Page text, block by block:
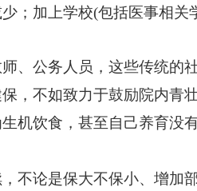
；加上学校(包括医事相
、公务人员，这些传统
，不如致力于鼓励院内青
机饮食，甚至自己养育没
不论是保大不保小、增加